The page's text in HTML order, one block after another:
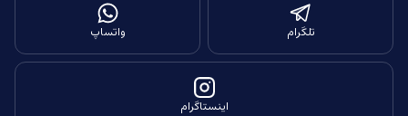
تلگرام واتساپ
اینستاگرام